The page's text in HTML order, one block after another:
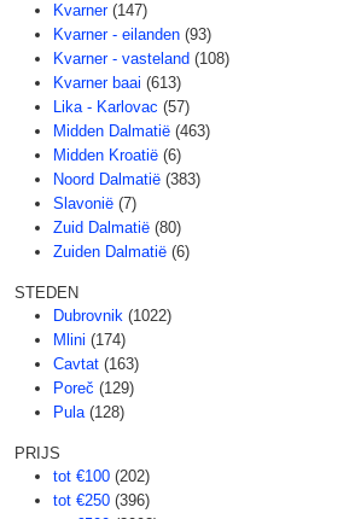
Kvarner (147)
Kvarner - eilanden (93)
Kvarner - vasteland (108)
Kvarner baai (613)
Lika - Karlovac (57)
Midden Dalmatië (463)
Midden Kroatië (6)
Noord Dalmatië (383)
Slavonië (7)
Zuid Dalmatië (80)
Zuiden Dalmatië (6)
STEDEN
Dubrovnik (1022)
Mlini (174)
Cavtat (163)
Poreč (129)
Pula (128)
PRIJS
tot €100 (202)
tot €250 (396)